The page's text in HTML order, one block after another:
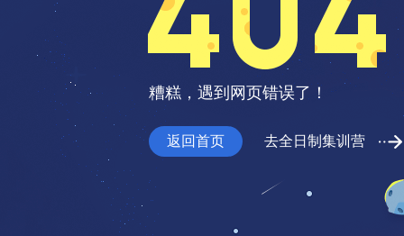
糟糕，遇到网页错误了！
返回首页 去全日制集训营